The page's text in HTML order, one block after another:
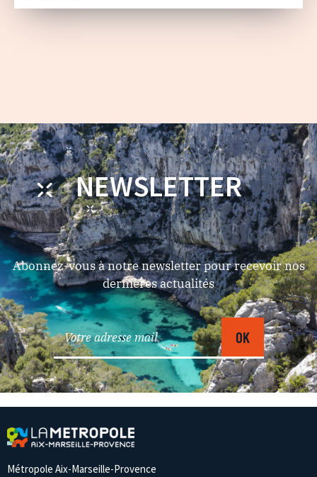
NEWSLETTER
Abonnez-vous à notre newsletter pour recevoir nos
dernières actualités
Métropole Aix-Marseille-Provence